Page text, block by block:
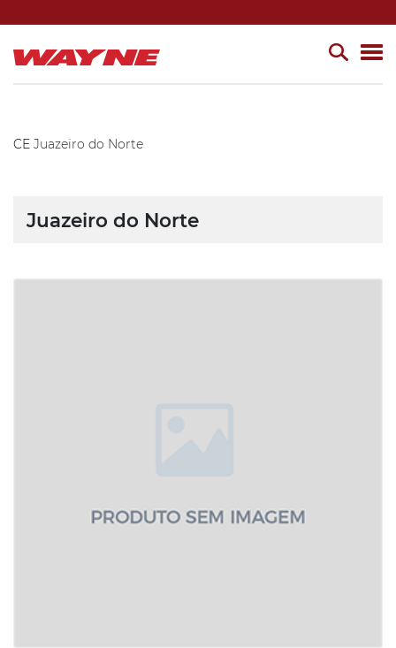
CE Juazeiro do Norte
Juazeiro do Norte